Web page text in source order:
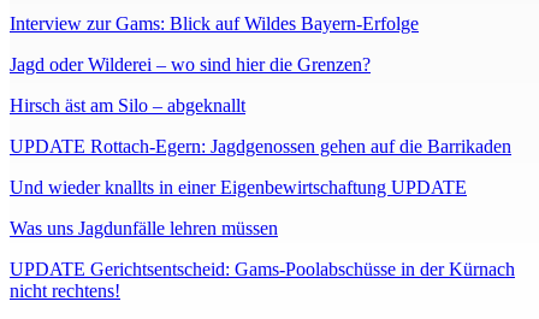
Interview zur Gams: Blick auf Wildes Bayern-Erfolge
Jagd oder Wilderei – wo sind hier die Grenzen?
Hirsch äst am Silo – abgeknallt
UPDATE Rottach-Egern: Jagdgenossen gehen auf die Barrikaden
Und wieder knallts in einer Eigenbewirtschaftung UPDATE
Was uns Jagdunfälle lehren müssen
UPDATE Gerichtsentscheid: Gams-Poolabschüsse in der Kürnach
nicht rechtens!